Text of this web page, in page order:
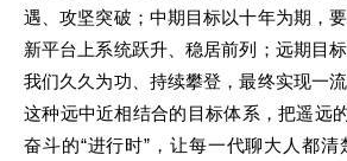
遇、攻坚突破；中期目标以十年为期，
新平台上系统跃升、稳居前列；远期目
我们久久为功、持续攀登，最终实现一
这种远中近相结合的目标体系，把遥远
奋斗的“进行时”，让每一代聊大人都